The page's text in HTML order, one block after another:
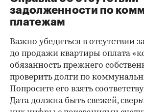
задолженности по
платежам
Важно убедиться в отсутствии
до продажи квартиры оплата
обязанность прежнего
проверить долги по
Попросите его взять
Дата должна быть свежей,